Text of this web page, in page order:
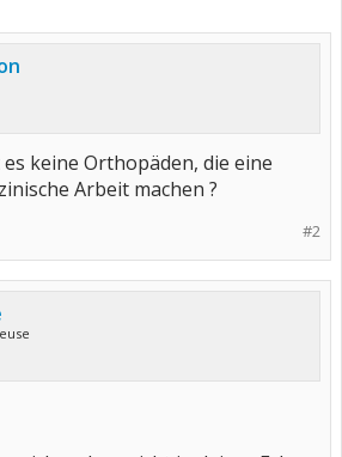
keine Orthopäden, die eine
Arbeit machen ?
#2